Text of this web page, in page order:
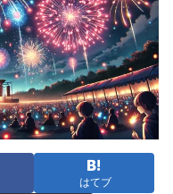
はてブ